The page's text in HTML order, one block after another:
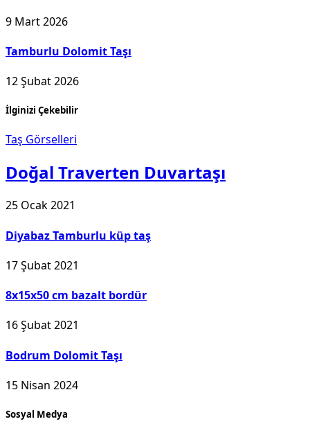
9 Mart 2026
Tamburlu Dolomit Taşı
12 Şubat 2026
İlginizi Çekebilir
Taş Görselleri
Doğal Traverten Duvartaşı
25 Ocak 2021
Diyabaz Tamburlu küp taş
17 Şubat 2021
8x15x50 cm bazalt bordür
16 Şubat 2021
Bodrum Dolomit Taşı
15 Nisan 2024
Sosyal Medya